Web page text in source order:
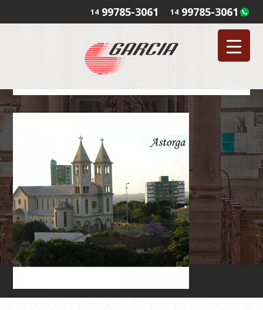
14 99785-3061
14 99785-3061